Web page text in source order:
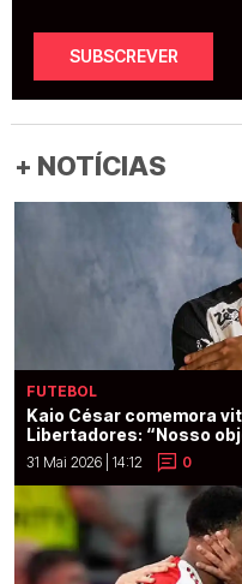
SUBSCREVER
+ NOTÍCIAS
FUTEBOL
Kaio César comemora
Libertadores: “Nosso
31 Mai 2026 | 14:12 0